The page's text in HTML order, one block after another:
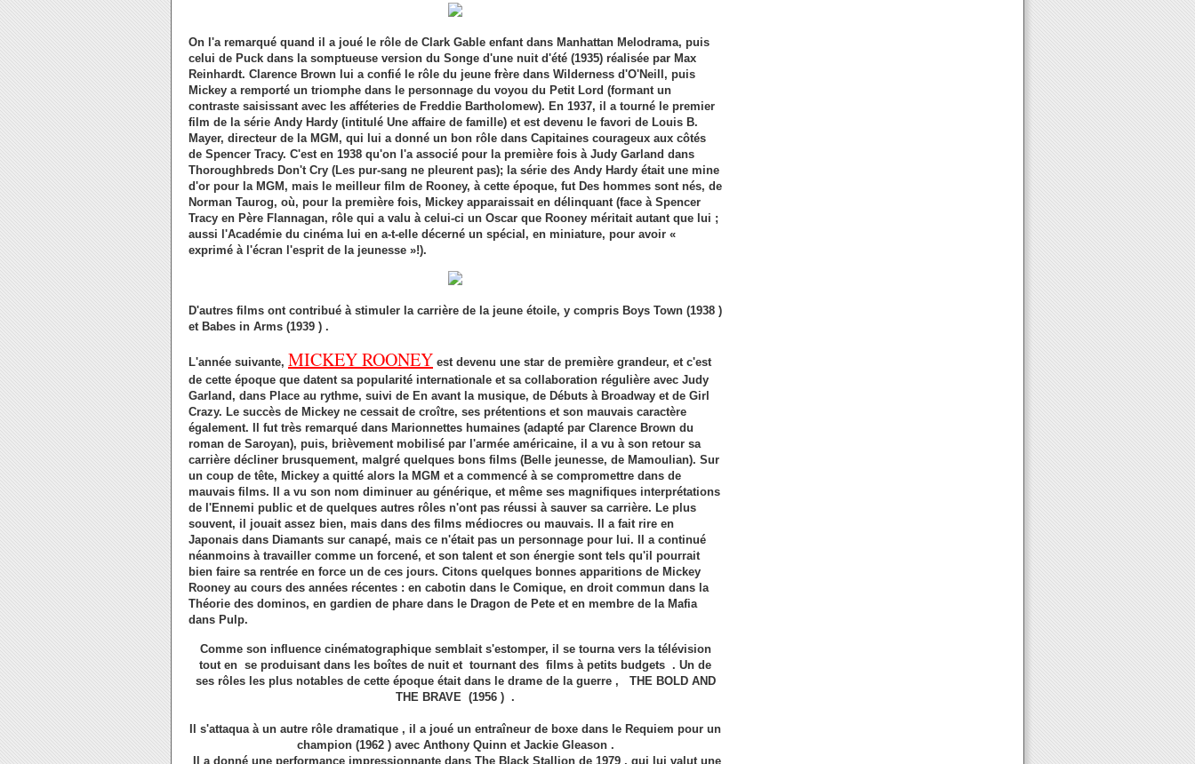
On l'a remarqué quand il a joué le rôle de Clark Gable enfant dans Manhattan Melodrama, puis
celui de Puck dans la somptueuse version du Songe d'une nuit d'été (1935) réalisée par Max
Reinhardt. Clarence Brown lui a confié le rôle du jeune frère dans Wilderness d'O'Neill, puis
Mickey a remporté un triomphe dans le personnage du voyou du Petit Lord (formant un
contraste saisissant avec les afféteries de Freddie Bartholomew). En 1937, il a tourné le premier
film de la série Andy Hardy (intitulé Une affaire de famille) et est devenu le favori de Louis B.
Mayer, directeur de la MGM, qui lui a donné un bon rôle dans Capitaines courageux aux côtés
de Spencer Tracy. C'est en 1938 qu'on l'a associé pour la première fois à Judy Garland dans
Thoroughbreds Don't Cry (Les pur-sang ne pleurent pas); la série des Andy Hardy était une mine
d'or pour la MGM, mais le meilleur film de Rooney, à cette époque, fut Des hommes sont nés, de
Norman Taurog, où, pour la première fois, Mickey apparaissait en délinquant (face à Spencer
Tracy en Père Flannagan, rôle qui a valu à celui-ci un Oscar que Rooney méritait autant que lui ;
aussi l'Académie du cinéma lui en a-t-elle décerné un spécial, en miniature, pour avoir «
exprimé à l'écran l'esprit de la jeunesse »!).
D'autres films ont contribué à stimuler la carrière de la jeune étoile, y compris Boys Town (1938 )
et Babes in Arms (1939 ) .
L'année suivante, MICKEY ROONEY est devenu une star de première grandeur, et c'est
de cette époque que datent sa popularité internationale et sa collaboration régulière avec Judy
Garland, dans Place au rythme, suivi de En avant la musique, de Débuts à Broadway et de Girl
Crazy. Le succès de Mickey ne cessait de croître, ses prétentions et son mauvais caractère
également. Il fut très remarqué dans Marionnettes humaines (adapté par Clarence Brown du
roman de Saroyan), puis, brièvement mobilisé par l'armée américaine, il a vu à son retour sa
carrière décliner brusquement, malgré quelques bons films (Belle jeunesse, de Mamoulian). Sur
un coup de tête, Mickey a quitté alors la MGM et a commencé à se compromettre dans de
mauvais films. Il a vu son nom diminuer au générique, et même ses magnifiques interprétations
de l'Ennemi public et de quelques autres rôles n'ont pas réussi à sauver sa carrière. Le plus
souvent, il jouait assez bien, mais dans des films médiocres ou mauvais. Il a fait rire en
Japonais dans Diamants sur canapé, mais ce n'était pas un personnage pour lui. Il a continué
néanmoins à travailler comme un forcené, et son talent et son énergie sont tels qu'il pourrait
bien faire sa rentrée en force un de ces jours. Citons quelques bonnes apparitions de Mickey
Rooney au cours des années récentes : en cabotin dans le Comique, en droit commun dans la
Théorie des dominos, en gardien de phare dans le Dragon de Pete et en membre de la Mafia
dans Pulp.
Comme son influence cinématographique semblait s'estomper, il se tourna vers la télévision
tout en se produisant dans les boîtes de nuit et tournant des films à petits budgets . Un de
ses rôles les plus notables de cette époque était dans le drame de la guerre , THE BOLD AND
THE BRAVE (1956 ) .
Il s'attaqua à un autre rôle dramatique , il a joué un entraîneur de boxe dans le Requiem pour un
champion (1962 ) avec Anthony Quinn et Jackie Gleason .
Il a donné une performance impressionnante dans The Black Stallion de 1979 , qui lui valut une